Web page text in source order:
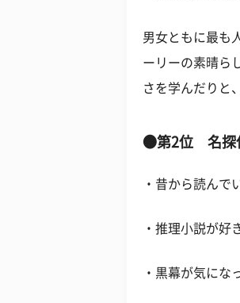
男女ともに最も
ーリーの素晴ら
さを学んだりと
●第2位 名探
・昔から読んで
・推理小説が好
・黒幕が気にな